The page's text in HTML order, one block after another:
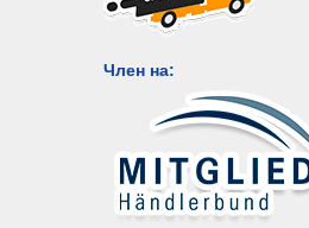
Член на: